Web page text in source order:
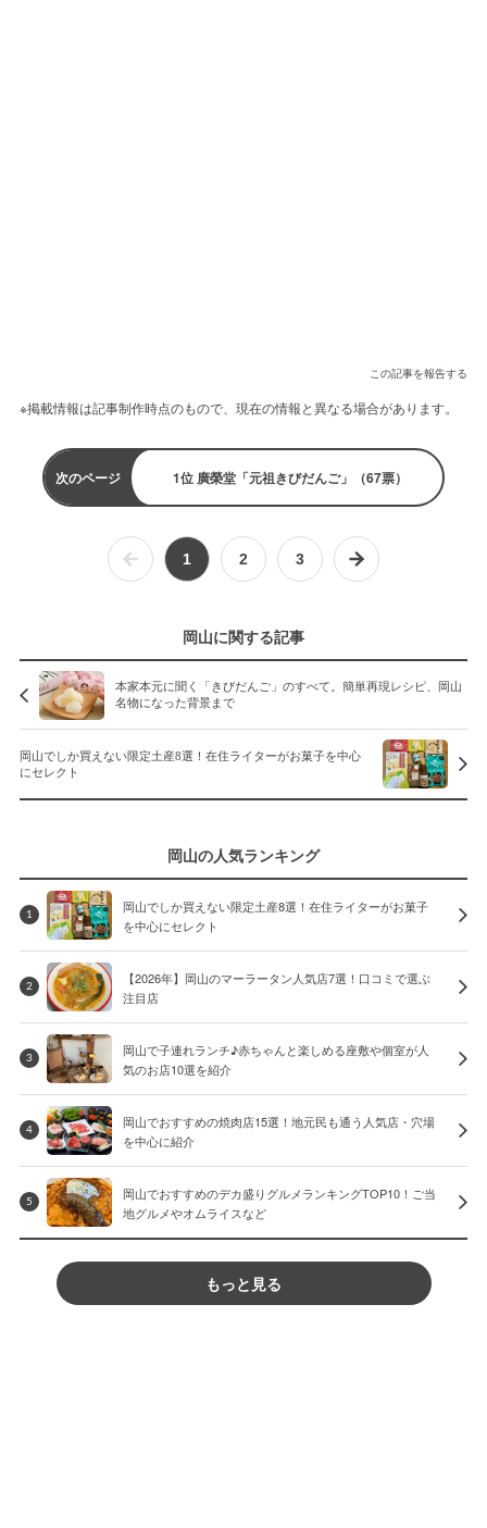
この記事を報告する
※掲載情報は記事制作時点のもので、現在の情報と異なる場合があります。
次のページ 1位 廣榮堂「元祖きびだんご」（67票）
1 2 3
岡山に関する記事
本家本元に聞く「きびだんご」のすべて。簡単再現レシピ、岡山
名物になった背景まで
岡山でしか買えない限定土産8選！在住ライターがお菓子を中心
にセレクト
岡山の人気ランキング
1
岡山でしか買えない限定土産8選！在住ライターがお菓子
を中心にセレクト
2
【2026年】岡山のマーラータン人気店7選！口コミで選ぶ
注目店
3
岡山で子連れランチ♪赤ちゃんと楽しめる座敷や個室が人
気のお店10選を紹介
4
岡山でおすすめの焼肉店15選！地元民も通う人気店・穴場
を中心に紹介
5
岡山でおすすめのデカ盛りグルメランキングTOP10！ご当
地グルメやオムライスなど
もっと見る